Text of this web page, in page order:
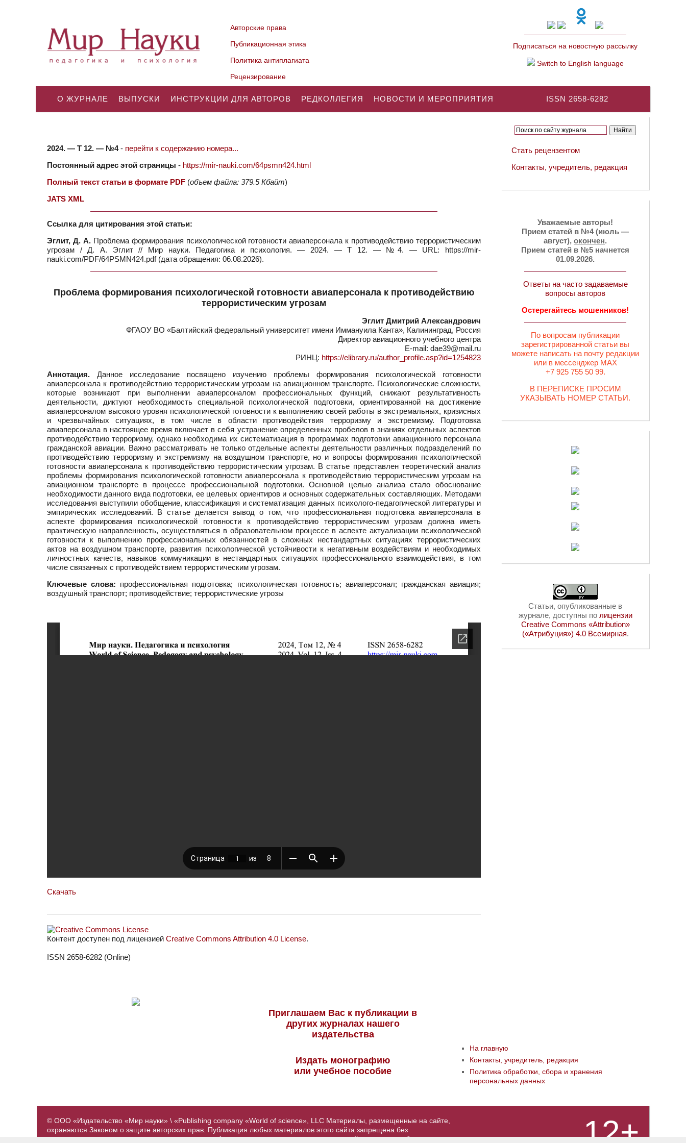
Авторские права
Публикационная этика
Политика антиплагиата
Рецензирование
Подписаться на новостную рассылку
Switch to English language
ISSN 2658-6282
О ЖУРНАЛЕ ВЫПУСКИ ИНСТРУКЦИИ ДЛЯ АВТОРОВ РЕДКОЛЛЕГИЯ НОВОСТИ И МЕРОПРИЯТИЯ
2024. — Т 12. — №4- перейти к содержанию номера...
Постоянный адрес этой страницы - https://mir-nauki.com/64psmn424.html
Полный текст статьи в формате PDF (объем файла: 379.5 Кбайт)
JATS XML
Ссылка для цитирования этой статьи:
Эглит, Д. А.Проблема формирования психологической готовности авиаперсонала к противодействию террористическим
угрозам / Д. А. Эглит // Мир науки. Педагогика и психология. — 2024. — Т 12. — №4. — URL: https://mir-
nauki.com/PDF/64PSMN424.pdf (дата обращения: 06.08.2026).
Проблема формирования психологической готовности авиаперсонала к противодействию
террористическим угрозам
Эглит Дмитрий Александрович
ФГАОУ ВО «Балтийский федеральный университет имени Иммануила Канта», Калининград, Россия
Директор авиационного учебного центра
E-mail: dae39@mail.ru
РИНЦ: https://elibrary.ru/author_profile.asp?id=1254823
Аннотация. Данное исследование посвящено изучению проблемы формирования психологической готовности
авиаперсонала к противодействию террористическим угрозам на авиационном транспорте. Психологические сложности,
которые возникают при выполнении авиаперсоналом профессиональных функций, снижают результативность
деятельности, диктуют необходимость специальной психологической подготовки, ориентированной на достижение
авиаперсоналом высокого уровня психологической готовности к выполнению своей работы в экстремальных, кризисных
и чрезвычайных ситуациях, в том числе в области противодействия терроризму и экстремизму. Подготовка
авиаперсонала в настоящее время включает в себя устранение определенных пробелов в знаниях отдельных аспектов
противодействию терроризму, однако необходима их систематизация в программах подготовки авиационного персонала
гражданской авиации. Важно рассматривать не только отдельные аспекты деятельности различных подразделений по
противодействию терроризму и экстремизму на воздушном транспорте, но и вопросы формирования психологической
готовности авиаперсонала к противодействию террористическим угрозам. В статье представлен теоретический анализ
проблемы формирования психологической готовности авиаперсонала к противодействию террористическим угрозам на
авиационном транспорте в процессе профессиональной подготовки. Основной целью анализа стало обоснование
необходимости данного вида подготовки, ее целевых ориентиров и основных содержательных составляющих. Методами
исследования выступили обобщение, классификация и систематизация данных психолого-педагогической литературы и
эмпирических исследований. В статье делается вывод о том, что профессиональная подготовка авиаперсонала в
аспекте формирования психологической готовности к противодействию террористическим угрозам должна иметь
практическую направленность, осуществляться в образовательном процессе в аспекте актуализации психологической
готовности к выполнению профессиональных обязанностей в сложных нестандартных ситуациях террористических
актов на воздушном транспорте, развития психологической устойчивости к негативным воздействиям и необходимых
личностных качеств, навыков коммуникации в нестандартных ситуациях профессионального взаимодействия, в том
числе связанных с противодействием террористическим угрозам.
Ключевые слова: профессиональная подготовка; психологическая готовность; авиаперсонал; гражданская авиация;
воздушный транспорт; противодействие; террористические угрозы
Скачать
Контент доступен под лицензией Creative Commons Attribution 4.0 License.
ISSN 2658-6282 (Online)
Стать рецензентом
Контакты, учредитель, редакция
Уважаемые авторы!
Прием статей в №4 (июль —
август), окончен.
Прием статей в №5 начнется
01.09.2026.
Ответы на часто задаваемые
вопросы авторов
Остерегайтесь мошенников!
По вопросам публикации
зарегистрированной статьи вы
можете написать на почту редакции
или в мессенджер MAX
+7 925 755 50 99.
В ПЕРЕПИСКЕ ПРОСИМ
УКАЗЫВАТЬ НОМЕР СТАТЬИ.
Статьи, опубликованные в
журнале, доступны по лицензии
Creative Commons «Attribution»
(«Атрибуция») 4.0 Всемирная.
Приглашаем Вас к публикации в
других журналах нашего
издательства
Издать монографию
или учебное пособие
На главную
Контакты, учредитель, редакция
Политика обработки, сбора и хранения
персональных данных
© ООО «Издательство «Мир науки» \ «Publishing company «World of science», LLC Материалы, размещенные на сайте,
охраняются Законом о защите авторских прав. Публикация любых материалов этого сайта запрещена без
предварительного согласования с издательством. Авторские права на размещенные на сайте научные публикации
12+